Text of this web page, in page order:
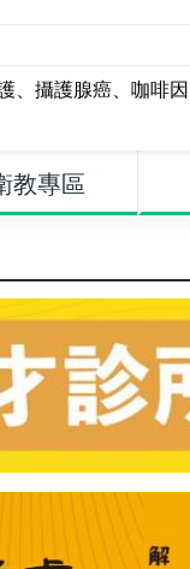
、 攝護腺癌、 咖啡因
教專區